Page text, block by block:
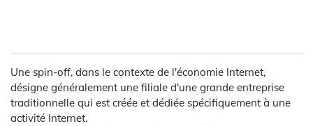
Une spin-off, dans le contexte de l'économie Internet,
désigne généralement une filiale d'une grande entreprise
traditionnelle qui est créée et dédiée spécifiquement à une
activité Internet.